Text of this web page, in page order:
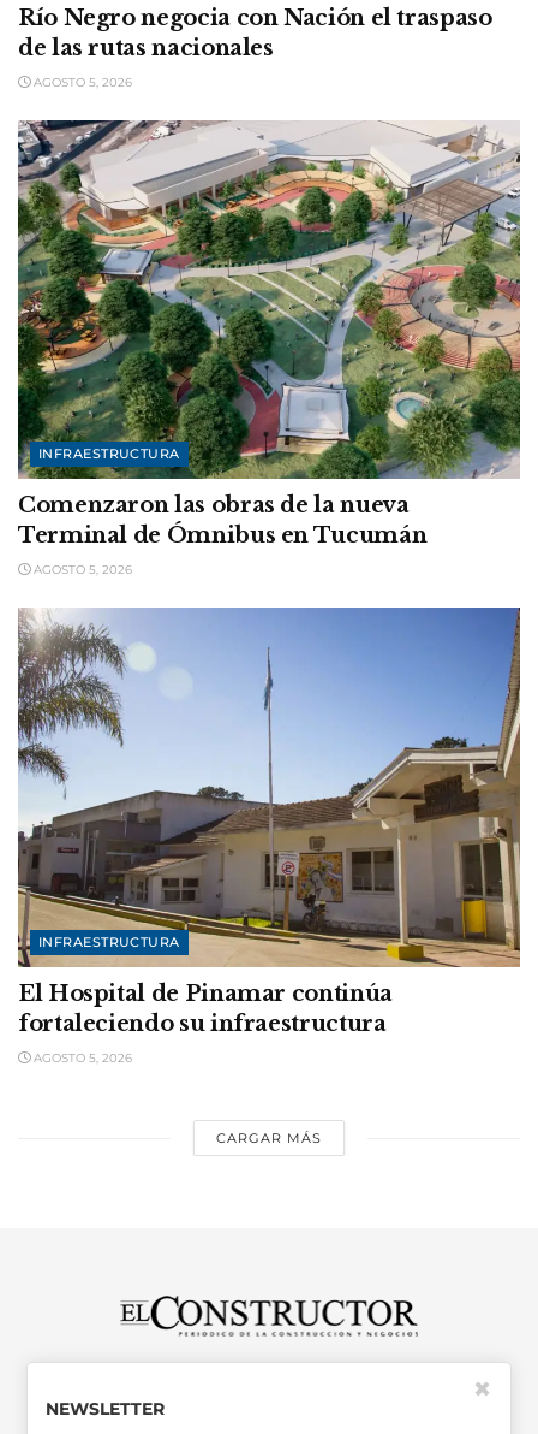
Río Negro negocia con Nación el traspaso
de las rutas nacionales
AGOSTO 5, 2026
INFRAESTRUCTURA
Comenzaron las obras de la nueva
Terminal de Ómnibus en Tucumán
AGOSTO 5, 2026
INFRAESTRUCTURA
El Hospital de Pinamar continúa
fortaleciendo su infraestructura
AGOSTO 5, 2026
CARGAR MÁS
OTRAS PUBLICACIONES >>
NEWSLETTER
✖